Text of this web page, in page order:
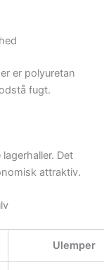
er polyuretan
fugt.
Det
attraktiv.
Ulemper